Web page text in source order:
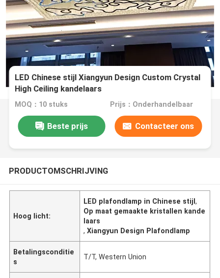
LED Chinese stijl Xiangyun Design Custom Crystal
High Ceiling kandelaars
MOQ：10 stuks Prijs：Onderhandelbaar
Beste prijs Contacteer ons
PRODUCTOMSCHRIJVING
Hoog licht:
LED plafondlamp in Chinese stijl,
Op maat gemaakte kristallen kande
laars
,Xiangyun Design Plafondlamp
Betalingsconditie
s
T/T, Western Union